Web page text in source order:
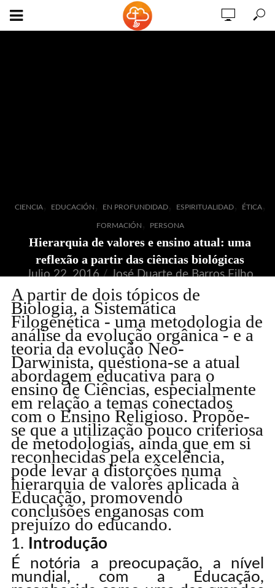
CIENCIA, EDUCACIÓN EN PROFUNDIDAD, ESPIRITUALIDAD, ÉTICA,
FORMACIÓN PERSONA
Hierarquia de valores e ensino atual: uma
reflexão a partir das ciências biológicas
Julio 22, 2016 José Duarte de Barros Filho
1 COMMENT
A partir de dois tópicos de
Biologia, a Sistemática
Filogenética - uma metodologia de
análise da evolução orgânica - e a
teoria da evolução Neo-
Darwinista, questiona-se a atual
abordagem educativa para o
ensino de Ciências, especialmente
em relação a temas conectados
com o Ensino Religioso. Propõe-
se que a utilização pouco criteriosa
de metodologias, ainda que em si
reconhecidas pela excelência,
pode levar a distorções numa
hierarquia de valores aplicada à
Educação, promovendo
conclusões enganosas com
prejuízo do educando.
Introdução
É notória a preocupação, a nível
mundial, com a Educação,